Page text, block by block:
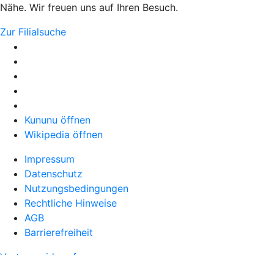
Nähe. Wir freuen uns auf Ihren Besuch.
Zur Filialsuche
Kununu öffnen
Wikipedia öffnen
Impressum
Datenschutz
Nutzungsbedingungen
Rechtliche Hinweise
AGB
Barrierefreiheit